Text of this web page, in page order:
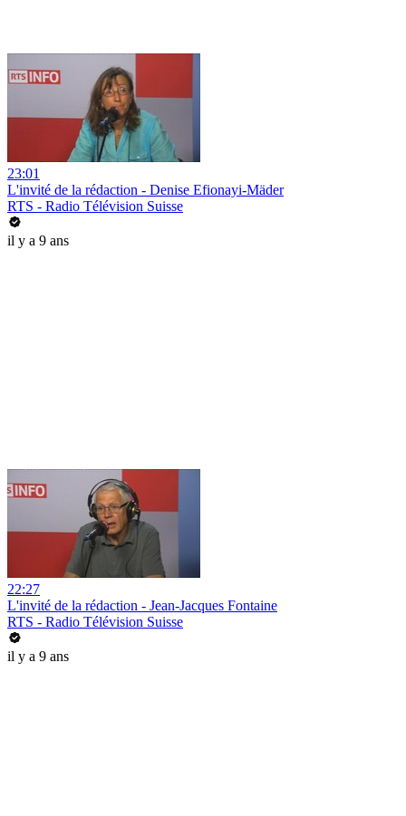
23:01
L'invité de la rédaction - Denise Efionayi-Mäder
RTS - Radio Télévision Suisse
il y a 9 ans
22:27
L'invité de la rédaction - Jean-Jacques Fontaine
RTS - Radio Télévision Suisse
il y a 9 ans